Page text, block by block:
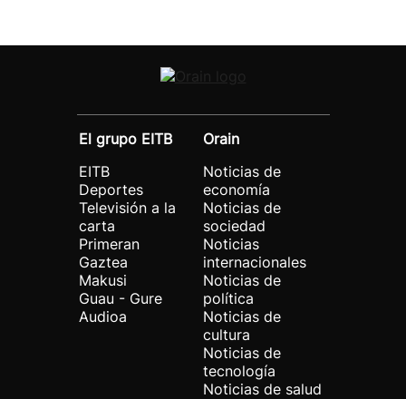
El grupo EITB
EITB
Deportes
Televisión a la
carta
Primeran
Gaztea
Makusi
Guau - Gure
Audioa
Orain
Noticias de
economía
Noticias de
sociedad
Noticias
internacionales
Noticias de
política
Noticias de
cultura
Noticias de
tecnología
Noticias de salud